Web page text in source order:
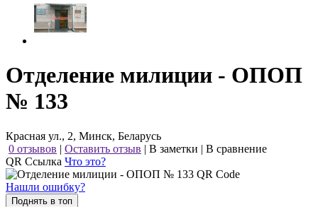
Отделение милиции - ОПОП
№ 133
Красная ул., 2, Минск, Беларусь
0 отзывов | Оставить отзыв | В заметки | В сравнение
QR Ссылка Что это?
Нашли ошибку?
Поднять в топ